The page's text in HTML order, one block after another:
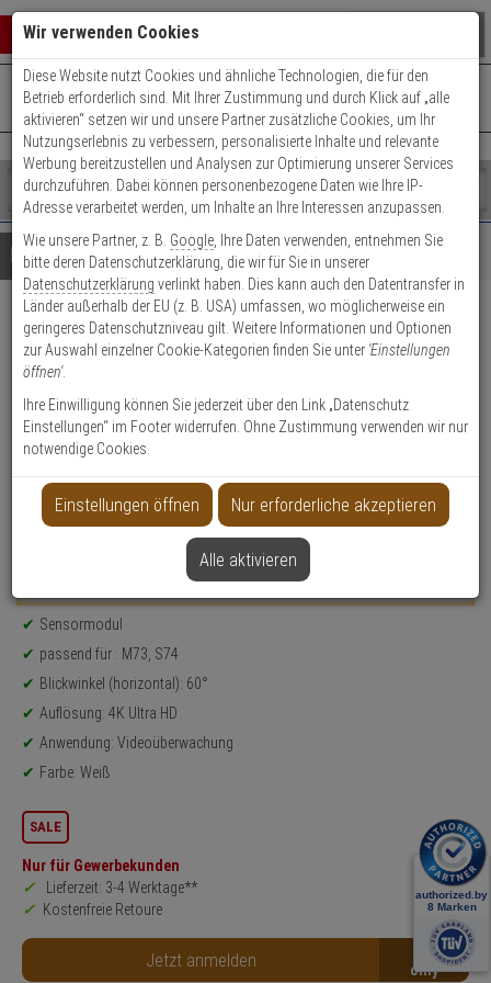
Warenkorb schließen
0 ARTIKEL IM WARENKORB
Ihr Warenkorb ist momentan leer.
Ergebnisse ()
Fertig
Shop
durchsuchen
Bitte
geben
Sie
mindestens
Zeichen
ein,
um
Suche
Es
wurde
noch
Kategorien
Suche
gestartet
+49 (0)821 899 493-0Mo. - Do.: 8:00 - 16:30 | Fr.: 8:00 - 14:00 Uhr
Kontaktservice nutzen
Details Beratung Beliebte 4K Ultra HD Artikel
Mobotix Mx-O-M7SA-8N080
60° 4K Nacht-Sensormodul
Produktmerkmale
Datenblatt drucken
Weitere Varianten...
Produktinformationen
Sensormodul
passend für : M73, S74
Blickwinkel (horizontal): 60°
Auflösung: 4K Ultra HD
Anwendung: Videoüberwachung
Farbe: Weiß
SALE
Nur für Gewerbekunden
Lieferzeit: 3-4 Werktage**
Kostenfreie Retoure
Jetzt anmelden B2B
Wir verwenden Cookies
Diese Website nutzt Cookies und ähnliche Technologien, die für den
Betrieb erforderlich sind. Mit Ihrer Zustimmung und durch Klick auf „alle
aktivieren“ setzen wir und unsere Partner zusätzliche Cookies, um Ihr
Nutzungserlebnis zu verbessern, personalisierte Inhalte und relevante
Werbung bereitzustellen und Analysen zur Optimierung unserer Services
durchzuführen. Dabei können personenbezogene Daten wie Ihre IP-
Adresse verarbeitet werden, um Inhalte an Ihre Interessen anzupassen.
Wie unsere Partner, z. B. Google , Ihre Daten verwenden, entnehmen Sie
bitte deren Datenschutzerklärung, die wir für Sie in unserer
Datenschutzerklärung verlinkt haben. Dies kann auch den Datentransfer in
Länder außerhalb der EU (z. B. USA) umfassen, wo möglicherweise ein
geringeres Datenschutzniveau gilt. Weitere Informationen und Optionen
zur Auswahl einzelner Cookie-Kategorien finden Sie unter 'Einstellungen
öffnen'.
Ihre Einwilligung können Sie jederzeit über den Link „Datenschutz
Einstellungen“ im Footer widerrufen. Ohne Zustimmung verwenden wir nur
notwendige Cookies.
Einstellungen öffnen Nur erforderliche akzeptieren
Alle aktivieren